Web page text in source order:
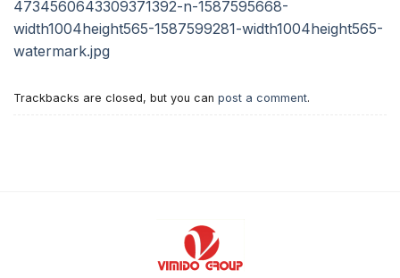
Trackbacks are closed, but you can post a comment.